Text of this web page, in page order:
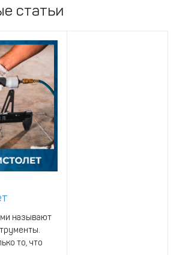
статьи
называют
то, что